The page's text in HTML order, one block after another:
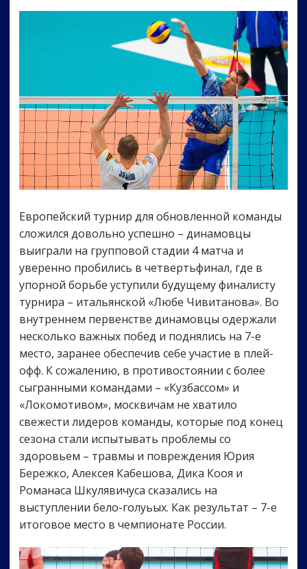
Европейский турнир для обновленной команды
сложился довольно успешно – динамовцы
выиграли на групповой стадии 4 матча и
уверенно пробились в четвертьфинал, где в
упорной борьбе уступили будущему финалисту
турнира – итальянской «Любе Чивитанова». Во
внутреннем первенстве динамовцы одержали
несколько важных побед и поднялись на 7-е
место, заранее обеспечив себе участие в плей-
офф. К сожалению, в противостоянии с более
сыгранными командами – «Кузбассом» и
«Локомотивом», москвичам не хватило
свежести лидеров команды, которые под конец
сезона стали испытывать проблемы со
здоровьем – травмы и повреждения Юрия
Бережко, Алексея Кабешова, Дика Кооя и
Романаса Шкулявичуса сказались на
выступлении бело-голуьых. Как результат – 7-е
итоговое место в чемпионате России.